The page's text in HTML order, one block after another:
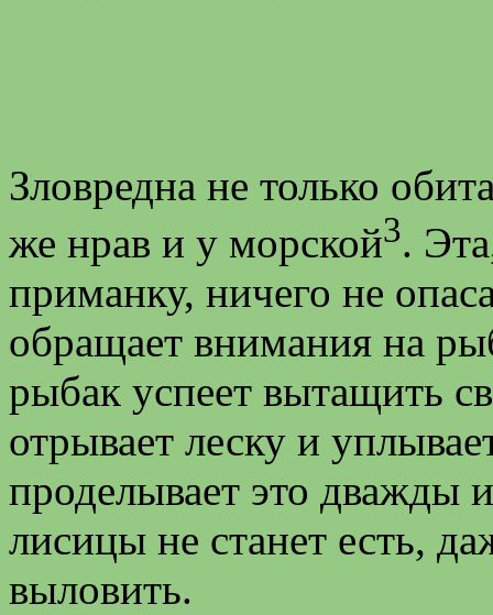
Зловредна не только
же нрав и у морской3.
приманку, ничего не
обращает внимания на
рыбак успеет вытащить
отрывает леску и
проделывает это
лисицы не станет есть,
выловить.